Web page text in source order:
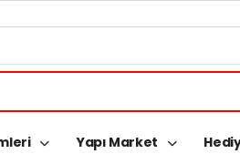
Yapı Market